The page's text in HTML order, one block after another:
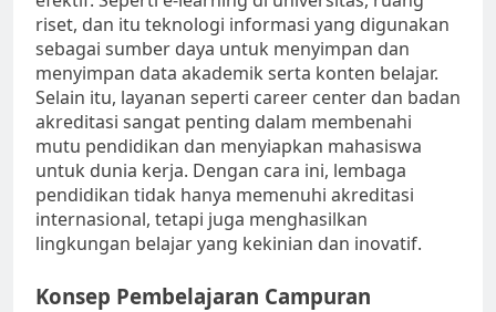
riset, dan itu teknologi informasi yang digunakan
sebagai sumber daya untuk menyimpan dan
menyimpan data akademik serta konten belajar.
Selain itu, layanan seperti career center dan badan
akreditasi sangat penting dalam membenahi
mutu pendidikan dan menyiapkan mahasiswa
untuk dunia kerja. Dengan cara ini, lembaga
pendidikan tidak hanya memenuhi akreditasi
internasional, tetapi juga menghasilkan
lingkungan belajar yang kekinian dan inovatif.
Konsep Pembelajaran Campuran